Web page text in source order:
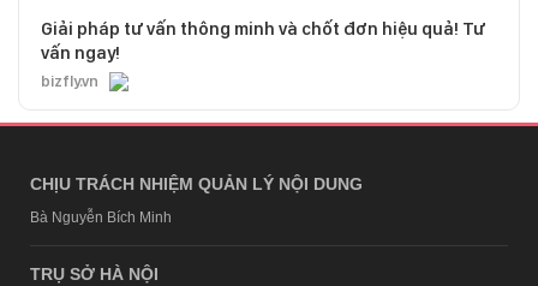
Giải pháp tư vấn thông minh và chốt đơn hiệu quả! Tư
vấn ngay!
bizfly.vn
CHỊU TRÁCH NHIỆM QUẢN LÝ NỘI DUNG
Bà Nguyễn Bích Minh
TRỤ SỞ HÀ NỘI